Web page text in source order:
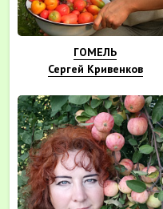
ГОМЕЛЬ
Сергей Кривенков